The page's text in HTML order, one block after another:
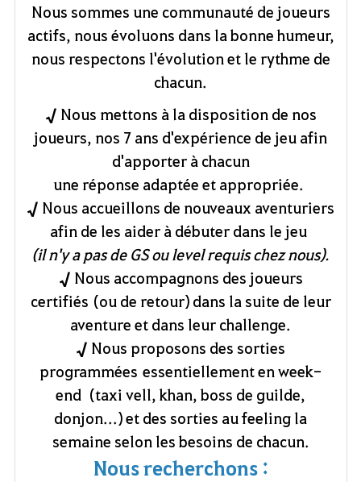
Nous sommes une communauté de joueurs
actifs, nous évoluons dans la bonne humeur,
nous respectons l'évolution et le rythme de
chacun.
√ Nous mettons à la disposition de nos
joueurs, nos 7 ans d'expérience de jeu afin
d'apporter à chacun
une réponse adaptée et appropriée.
√ Nous accueillons de nouveaux aventuriers
afin de les aider à débuter dans le jeu
(il n'y a pas de GS ou level requis chez nous).
√ Nous accompagnons des joueurs
certifiés (ou de retour) dans la suite de leur
aventure et dans leur challenge.
√ Nous proposons des sorties
programmées essentiellementen week-
end (taxi vell, khan, boss de guilde,
donjon...) et des sorties au feeling la
semaine selon les besoins de chacun.
Nous recherchons :